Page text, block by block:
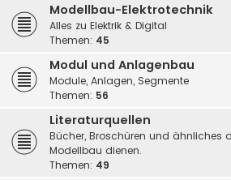
Modellbau-Elektrotechnik
Alles zu Elektrik & Digital
Themen: 45
Modul und Anlagenbau
Module, Anlagen, Segmente
Themen: 56
Literaturquellen
Bücher, Broschüren und ähnliches
Modellbau dienen.
Themen: 49